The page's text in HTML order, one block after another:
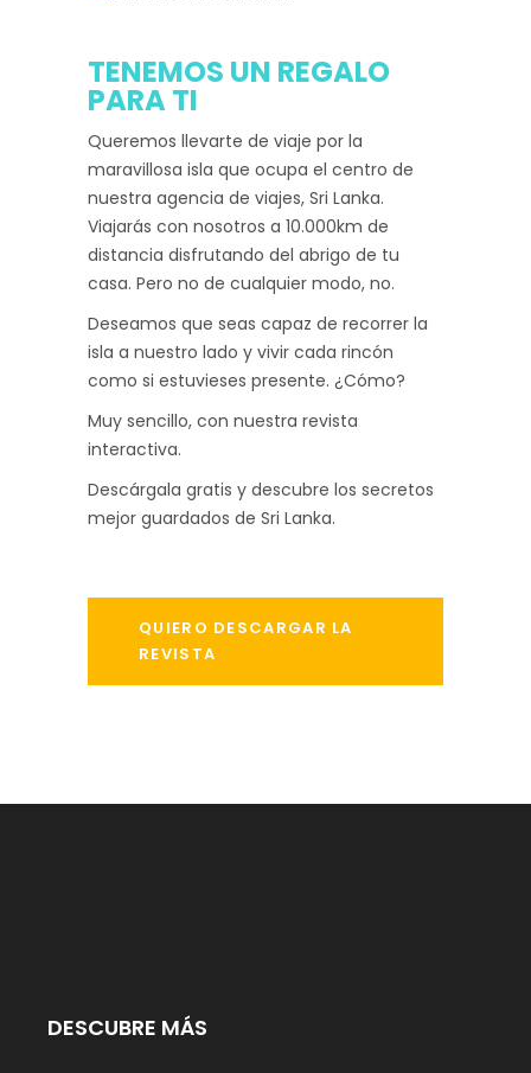
TENEMOS UN REGALO
PARA TI
Queremos llevarte de viaje por la
maravillosa isla que ocupa el centro de
nuestra agencia de viajes, Sri Lanka.
Viajarás con nosotros a 10.000km de
distancia disfrutando del abrigo de tu
casa. Pero no de cualquier modo, no.
Deseamos que seas capaz de recorrer la
isla a nuestro lado y vivir cada rincón
como si estuvieses presente. ¿Cómo?
Muy sencillo, con nuestra revista
interactiva.
Descárgala gratis y descubre los secretos
mejor guardados de Sri Lanka.
QUIERO DESCARGAR LA
REVISTA
DESCUBRE MÁS